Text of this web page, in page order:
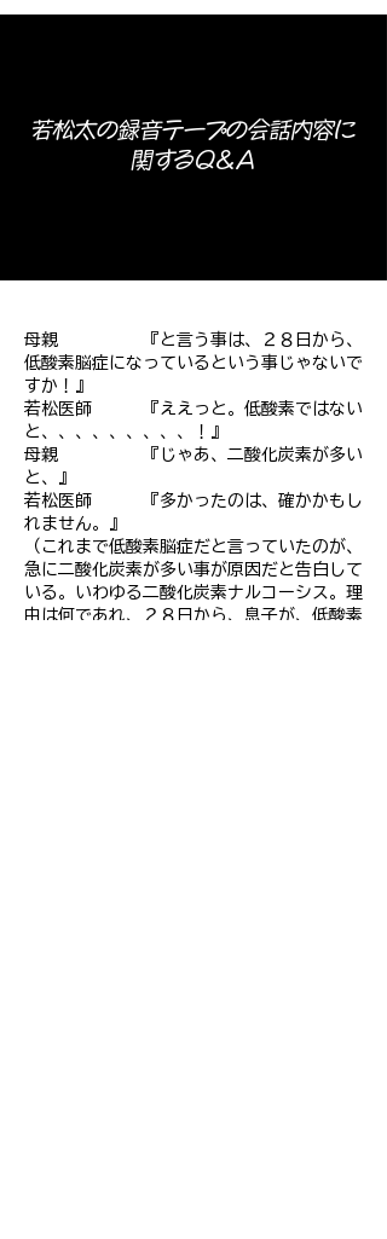
若松太の録音テープの会話内容に
関するQ&A
母親 『と言う事は、２８日から、
低酸素脳症になっているという事じゃないで
すか！』
若松医師 『ええっと。低酸素ではない
と、、、、、、、、、！』
母親 『じゃあ、二酸化炭素が多い
と、』
若松医師 『多かったのは、確かかもし
れません。』
（これまで低酸素脳症だと言っていたのが、
急に二酸化炭素が多い事が原因だと告白して
いる。いわゆる二酸化炭素ナルコーシス。理
由は何であれ、２８日から、息子が、低酸素